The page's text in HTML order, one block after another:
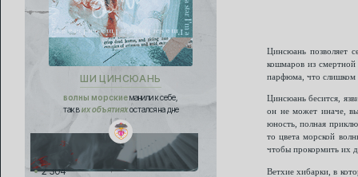
ШИ ЦИНСЮАНЬ
волны морскиеманили к себе,
так вих объятияхостался на дне
2 304
Цинсюань позволяет
кошмаров из
парфюма, что слишком
Цинсюань бесится,
он не может иначе,
юность, полная
то цвета морской
чтобы прокормить их
Ветхие хибарки, в